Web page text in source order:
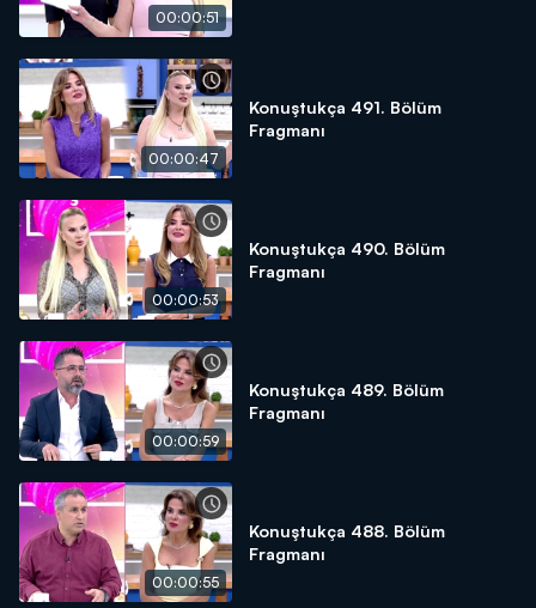
00:00:51
00:00:47
Konuştukça 491. Bölüm
Fragmanı
00:00:53
Konuştukça 490. Bölüm
Fragmanı
00:00:59
Konuştukça 489. Bölüm
Fragmanı
00:00:55
Konuştukça 488. Bölüm
Fragmanı